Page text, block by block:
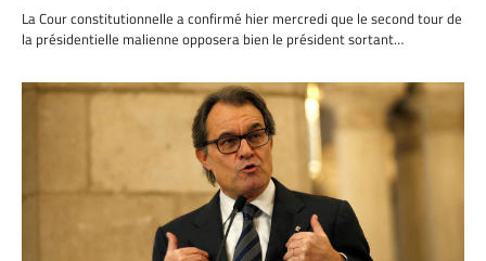
La Cour constitutionnelle a confirmé hier mercredi que le second tour de
la présidentielle malienne opposera bien le président sortant…